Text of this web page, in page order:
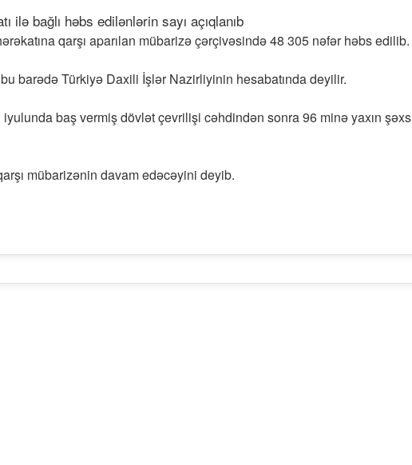
qarşı aparılan mübarizə çərçivəsində 48 305 nəfər həbs edilib.
barədə Türkiyə Daxili İşlər Nazirliyinin hesabatında deyilir.
baş vermiş dövlət çevrilişi cəhdindən sonra 96 minə yaxın şəxs
mübarizənin davam edəcəyini deyib.